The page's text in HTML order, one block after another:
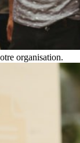
organisation.